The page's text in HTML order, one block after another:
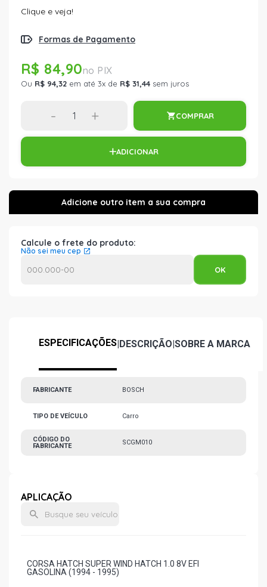
Clique e veja!
Formas de Pagamento
R$ 84,90
Ou R$ 94,32 em até 3x de R$ 31,44 sem juros
- + COMPRAR
ADICIONAR
Calcule o frete do produto:
Não sei meu cep
ESPECIFICAÇÕES|DESCRIÇÃO|SOBRE A MARCA
FABRICANTE BOSCH
TIPO DE VEÍCULO Carro
CÓDIGO DO
FABRICANTE
SCGM010
APLICAÇÃO
CORSA HATCH SUPER WIND HATCH 1.0 8V EFI
GASOLINA (1994 - 1995)